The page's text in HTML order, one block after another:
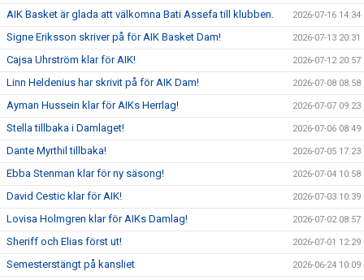
AIK Basket är glada att välkomna Bati Assefa till klubben. 2026-07-16 14:34
Signe Eriksson skriver på för AIK Basket Dam! 2026-07-13 20:31
Cajsa Uhrström klar för AIK! 2026-07-12 20:57
Linn Heldenius har skrivit på för AIK Dam! 2026-07-08 08:58
Ayman Hussein klar för AIKs Herrlag! 2026-07-07 09:23
Stella tillbaka i Damlaget! 2026-07-06 08:49
Dante Myrthil tillbaka! 2026-07-05 17:23
Ebba Stenman klar för ny säsong! 2026-07-04 10:58
David Cestic klar för AIK! 2026-07-03 10:39
Lovisa Holmgren klar för AIKs Damlag! 2026-07-02 08:57
Sheriff och Elias först ut! 2026-07-01 12:29
Semesterstängt på kansliet 2026-06-24 10:09